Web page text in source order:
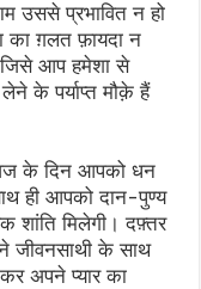
उससे प्रभावित न हो
का ग़लत फ़ायदा न
आप हमेशा से
के पर्याप्त मौक़े हैं
के दिन आपको धन
ही आपको दान-पुण्य
शांति मिलेगी। दफ़्तर
जीवनसाथी के साथ
अपने प्यार का